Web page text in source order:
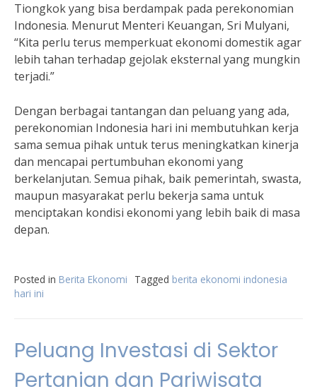
Tiongkok yang bisa berdampak pada perekonomian
Indonesia. Menurut Menteri Keuangan, Sri Mulyani,
“Kita perlu terus memperkuat ekonomi domestik agar
lebih tahan terhadap gejolak eksternal yang mungkin
terjadi.”
Dengan berbagai tantangan dan peluang yang ada,
perekonomian Indonesia hari ini membutuhkan kerja
sama semua pihak untuk terus meningkatkan kinerja
dan mencapai pertumbuhan ekonomi yang
berkelanjutan. Semua pihak, baik pemerintah, swasta,
maupun masyarakat perlu bekerja sama untuk
menciptakan kondisi ekonomi yang lebih baik di masa
depan.
Posted in Berita Ekonomi Tagged berita ekonomi indonesia
hari ini
Peluang Investasi di Sektor
Pertanian dan Pariwisata